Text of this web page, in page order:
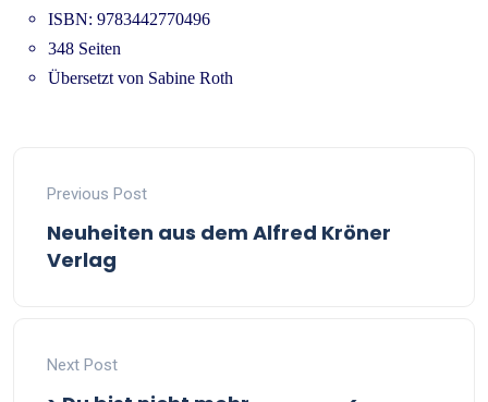
ISBN: 9783442770496
348 Seiten
Übersetzt von Sabine Roth
Previous Post
Neuheiten aus dem Alfred Kröner
Verlag
Next Post